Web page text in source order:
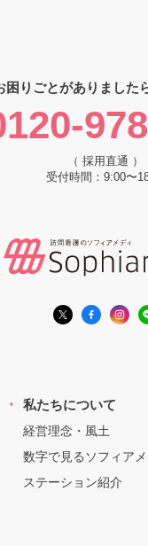
困りごとがありました
（ 採用直通 ）
受付時間：9:00〜
私たちについて
経営理念・風土
数字で見るソフィアメ
ステーション紹介